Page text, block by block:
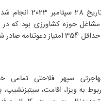
قرعه کشی در تاریخ 28
مشاغل حوزه کشاورزی بود که در
سپهر فلاحتی تمامی
به ویزا، اقامت، سیتیزنشیپ،